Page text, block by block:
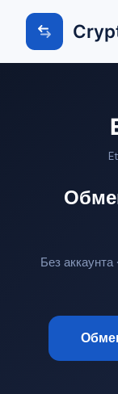
Без аккаунта